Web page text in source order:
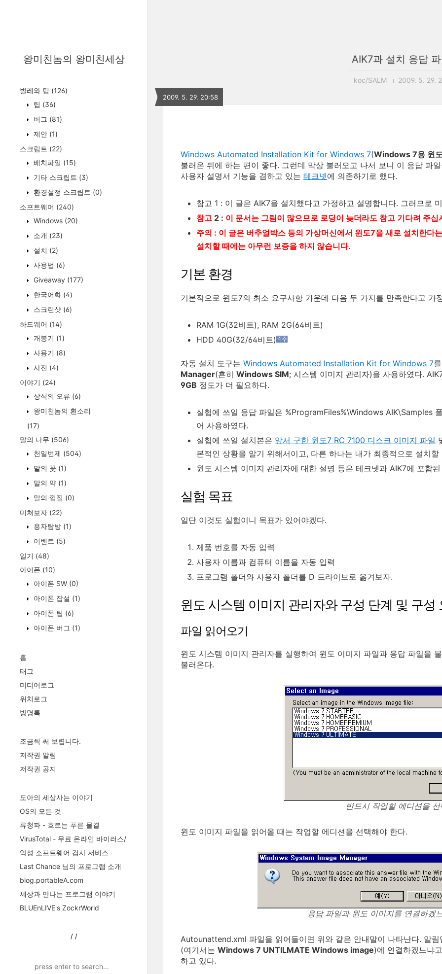
왕미친놈의 왕미친세상
벌레와 팁 (126)
팁 (36)
버그 (81)
제안 (1)
스크립트 (22)
배치파일 (15)
기타 스크립트 (3)
환경설정 스크립트 (0)
소프트웨어 (240)
Windows (20)
소개 (23)
설치 (2)
사용법 (6)
Giveaway (177)
한국어화 (4)
스크린샷 (6)
하드웨어 (14)
개봉기 (1)
사용기 (8)
사진 (4)
이야기 (24)
상식의 오류 (6)
왕미친놈의 흰소리
(17)
말의 나무 (506)
천일번제 (504)
말의 꽃 (1)
말의 약 (1)
말의 껍질 (0)
미쳐보자 (22)
용자탐방 (1)
이벤트 (5)
일기 (48)
아이폰 (10)
아이폰 SW (0)
아이폰 잡설 (1)
아이폰 팁 (6)
아이폰 버그 (1)
홈
태그
미디어로그
위치로그
방명록
조금씩 써 보렵니다.
저작권 알림
저작권 공지
도아의 세상사는 이야기
OS의 모든 것
류청파 - 흐르는 푸른 물결
VirusTotal - 무료 온라인 바이러스/
악성 소프트웨어 검사 서비스
Last Chance 님의 프로그램 소개
blog.portableA.com
세상과 만나는 프로그램 이야기
BLUEnLIVE's ZockrWorld
/ /
AIK7과 설치 응답
koc/SALM 2009. 5. 29.
2009. 5. 29. 20:58
Windows Automated Installation Kit for Windows 7(Windows 7용 윈
불러온 뒤에 하는 편이 좋다. 그런데 막상 불러오고 나서 보니 이 응답 파
사용자 설명서 기능을 겸하고 있는 테크넷에 의존하기로 했다.
참고 1 : 이 글은 AIK7을 설치했다고 가정하고 설명합니다. 그러므로
참고 2 : 이 문서는 그림이 많으므로 로딩이 늦더라도 참고 기다려 주십
주의 : 이 글은 버추얼박스 등의 가상머신에서 윈도7을 새로 설치한다
설치할 때에는 아무런 보증을 하지 않습니다.
기본 환경
기본적으로 윈도7의 최소 요구사항 가운데 다음 두 가지를 만족한다고 가
RAM 1G(32비트), RAM 2G(64비트)
HDD 40G(32/64비트)
자동 설치 도구는 Windows Automated Installation Kit for Windows 7
Manager(흔히 Windows SIM; 시스템 이미지 관리자)을 사용하였다.
9GB 정도가 더 필요하다.
실험에 쓰일 응답 파일은 %ProgramFiles%\Windows AIK\Samples
어 사용하였다.
실험에 쓰일 설치본은 앞서 구한 윈도7 RC 7100 디스크 이미지 파일
본적인 상황을 알기 위해서이고, 다른 하나는 내가 최종적으로 설치할
윈도 시스템 이미지 관리자에 대한 설명 등은 테크넷과 AIK7에 포함
실험 목표
일단 이것도 실험이니 목표가 있어야겠다.
제품 번호를 자동 입력
사용자 이름과 컴퓨터 이름을 자동 입력
프로그램 폴더와 사용자 폴더를 D 드라이브로 옮겨보자.
윈도 시스템 이미지 관리자와 구성 단계 및 구성
파일 읽어오기
윈도 시스템 이미지 관리자를 실행하여 윈도 이미지 파일과 응답 파일을
불러온다.
반드시 작업할 에디션을 선
윈도 이미지 파일을 읽어올 때는 작업할 에디션을 선택해야 한다.
응답 파일과 윈도 이미지를 연결하겠
Autounattend.xml 파일을 읽어들이면 위와 같은 안내말이 나타난다. 알
(여기서는 Windows 7 UNTILMATE Windows image)에 연결하겠느냐
하고 있다.